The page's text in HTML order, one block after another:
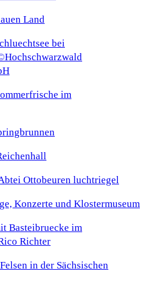
Land
im
Konzerte und Klostermuseum
in der Sächsischen